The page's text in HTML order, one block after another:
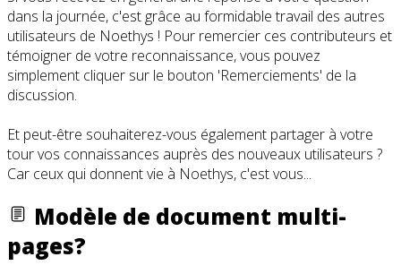
dans la journée, c'est grâce au formidable travail des autres
utilisateurs de Noethys ! Pour remercier ces contributeurs et
témoigner de votre reconnaissance, vous pouvez
simplement cliquer sur le bouton 'Remerciements' de la
discussion.
Et peut-être souhaiterez-vous également partager à votre
tour vos connaissances auprès des nouveaux utilisateurs ?
Car ceux qui donnent vie à Noethys, c'est vous...
Modèle de document multi-
pages?